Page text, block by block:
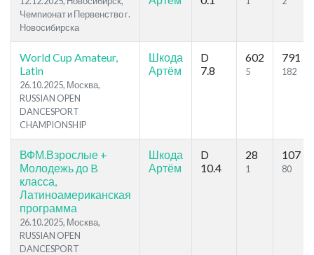
Чемпионат и Первенство г.
Новосибирска
World Cup Amateur,
Latin
26.10.2025, Москва,
RUSSIAN OPEN
DANCESPORT
CHAMPIONSHIP
Шкода
Артём
D
7.8
602
5
791
182
ВФМ.Взрослые +
Молодежь до B
класса,
Латиноамериканская
программа
26.10.2025, Москва,
RUSSIAN OPEN
DANCESPORT
Шкода
Артём
D
10.4
28
1
107
80